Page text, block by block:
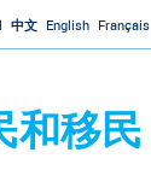
to navigation
中文 English Français
和移民